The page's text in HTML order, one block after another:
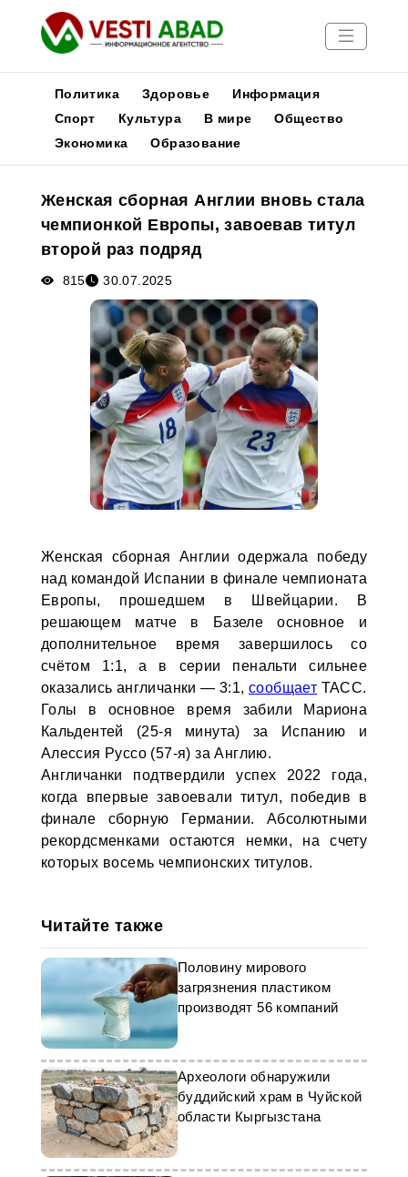
Новости
Медиа
Афиша
Политика Здоровье
Информация
Спорт
Культура В мире
Общество
Экономика
Образование
Женская сборная Англии вновь стала
чемпионкой Европы, завоевав титул
второй раз подряд
815 30.07.2025
Женская сборная Англии одержала победу
над командой Испании в финале чемпионата
Европы, прошедшем в Швейцарии. В
решающем матче в Базеле основное и
дополнительное время завершилось со
счётом 1:1, а в серии пенальти сильнее
оказались англичанки — 3:1, сообщает ТАСС.
Голы в основное время забили Мариона
Кальдентей (25-я минута) за Испанию и
Алессия Руссо (57-я) за Англию.
Англичанки подтвердили успех 2022 года,
когда впервые завоевали титул, победив в
финале сборную Германии. Абсолютными
рекордсменками остаются немки, на счету
которых восемь чемпионских титулов.
Читайте также
Половину мирового
загрязнения пластиком
производят 56 компаний
Археологи обнаружили
буддийский храм в Чуйской
области Кыргызстана